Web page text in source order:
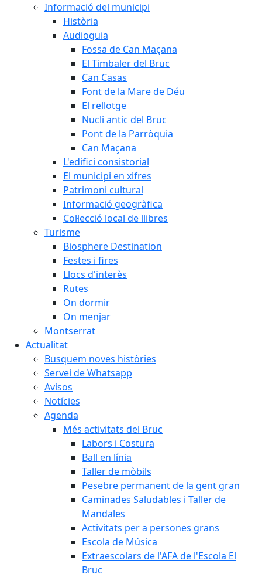
Informació del municipi
Història
Audioguia
Fossa de Can Maçana
El Timbaler del Bruc
Can Casas
Font de la Mare de Déu
El rellotge
Nucli antic del Bruc
Pont de la Parròquia
Can Maçana
L'edifici consistorial
El municipi en xifres
Patrimoni cultural
Informació geogràfica
Col·lecció local de llibres
Turisme
Biosphere Destination
Festes i fires
Llocs d'interès
Rutes
On dormir
On menjar
Montserrat
Actualitat
Busquem noves històries
Servei de Whatsapp
Avisos
Notícies
Agenda
Més activitats del Bruc
Labors i Costura
Ball en línia
Taller de mòbils
Pesebre permanent de la gent gran
Caminades Saludables i Taller de
Mandales
Activitats per a persones grans
Escola de Música
Extraescolars de l'AFA de l'Escola El
Bruc